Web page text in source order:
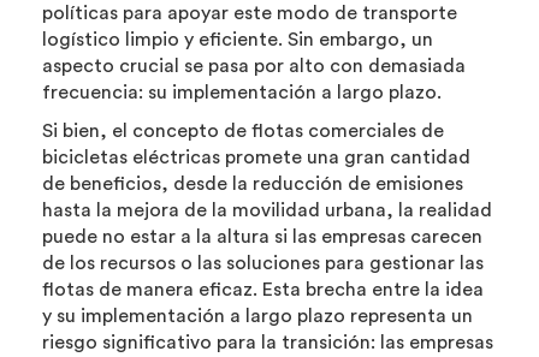
políticas para apoyar este modo de transporte
logístico limpio y eficiente. Sin embargo, un
aspecto crucial se pasa por alto con demasiada
frecuencia: su implementación a largo plazo.
Si bien, el concepto de flotas comerciales de
bicicletas eléctricas promete una gran cantidad
de beneficios, desde la reducción de emisiones
hasta la mejora de la movilidad urbana, la realidad
puede no estar a la altura si las empresas carecen
de los recursos o las soluciones para gestionar las
flotas de manera eficaz. Esta brecha entre la idea
y su implementación a largo plazo representa un
riesgo significativo para la transición: las empresas